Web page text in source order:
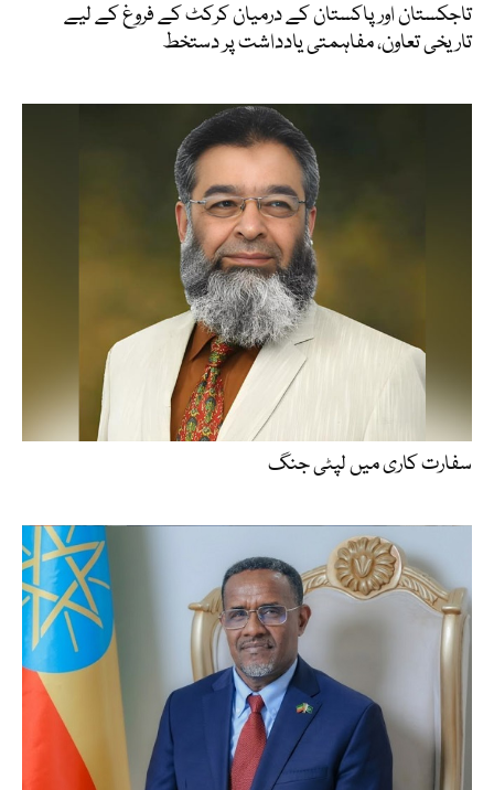
تاجکستان اور پاکستان کے درمیان کرکٹ کے فروغ کے لیے
تاریخی تعاون، مفاہمتی یادداشت پر دستخط
سفارت کاری میں لپٹی جنگ